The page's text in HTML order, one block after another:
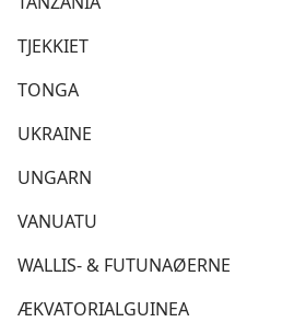
TJEKKIET
TONGA
UKRAINE
UNGARN
VANUATU
WALLIS- & FUTUNAØERNE
ÆKVATORIALGUINEA